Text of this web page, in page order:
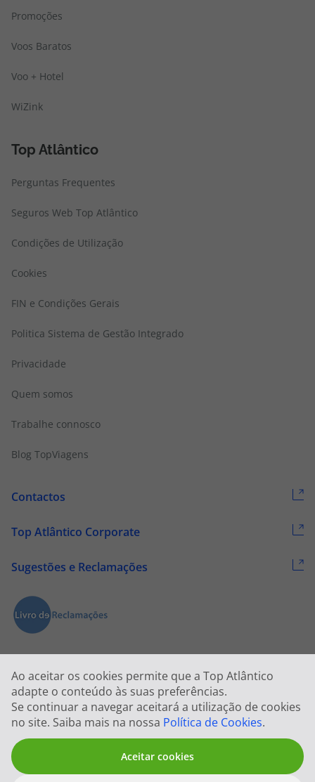
Ao aceitar os cookies permite que a Top Atlântico
adapte o conteúdo às suas preferências.
Se continuar a navegar aceitará a utilização de cookies
no site. Saiba mais na nossa Política de Cookies.
Aceitar cookies
Promoções
Voos Baratos
Voo + Hotel
WiZink
Top Atlântico
Perguntas Frequentes
Seguros Web Top Atlântico
Condições de Utilização
Cookies
FIN e Condições Gerais
Politica Sistema de Gestão Integrado
Privacidade
Quem somos
Trabalhe connosco
Blog TopViagens
Contactos
Top Atlântico Corporate
Sugestões e Reclamações
2026 © Todos os direitos reservados:Top Atlântico, Viagens e Turismo